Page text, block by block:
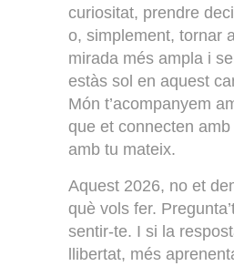
curiositat, prendre
o, simplement, tornar
mirada més ampla i
estàs sol en aquest
Món t’acompanyem
que et connecten
amb tu mateix.
Aquest 2026, no et
què vols fer.
sentir-te. I si la
llibertat, més